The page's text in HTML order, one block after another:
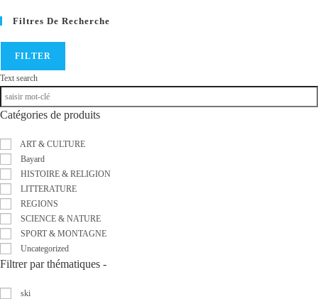
Filtres De Recherche
FILTER
Text search
Catégories de produits
ART & CULTURE
Bayard
HISTOIRE & RELIGION
LITTERATURE
REGIONS
SCIENCE & NATURE
SPORT & MONTAGNE
Uncategorized
Filtrer par thématiques -
ski